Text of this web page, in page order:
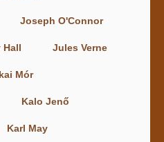
Joseph O'Connor
Hall Jules Verne
Mór
Kalo Jenő
Karl May